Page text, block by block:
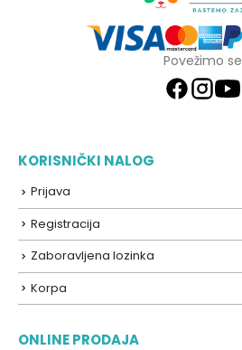
Povežimo se
KORISNIČKI NALOG
Prijava
Registracija
Zaboravljena lozinka
Korpa
ONLINE PRODAJA